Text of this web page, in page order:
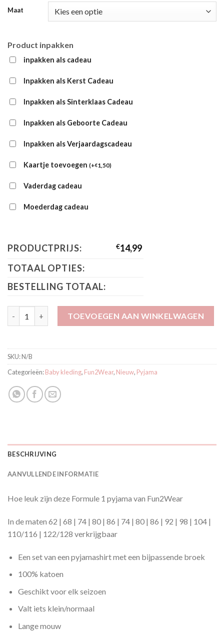
€18,99
tot
€9,50
Maat
Product inpakken
inpakken als cadeau
Inpakken als Kerst Cadeau
Inpakken als Sinterklaas Cadeau
Inpakken als Geboorte Cadeau
Inpakken als Verjaardagscadeau
Kaartje toevoegen (+€1,50)
Vaderdag cadeau
Moederdag cadeau
PRODUCTPRIJS: €14,99
TOTAAL OPTIES:
BESTELLING TOTAAL:
TOEVOEGEN AAN WINKELWAGEN
SKU:N/B
Categorieën:Baby kleding, Fun2Wear, Nieuw, Pyjama
BESCHRIJVING
AANVULLENDE INFORMATIE
Hoe leuk zijn deze Formule 1 pyjama van Fun2Wear
In de maten 62 | 68 | 74 | 80 | 86 | 74 | 80 | 86 | 92 | 98 | 104 |
110/116 | 122/128 verkrijgbaar
Een set van een pyjamashirt met een bijpassende broek
100% katoen
Geschikt voor elk seizoen
Valt iets klein/normaal
Lange mouw